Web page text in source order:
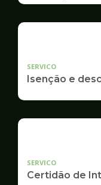
SERVICO
Isenção e
SERVICO
Certidão de